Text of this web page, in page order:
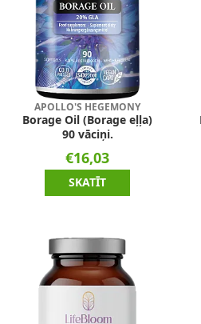
APOLLO'S HEGEMONY
Borage Oil (Borage eļļa)
90 vāciņi.
€16,03
SKATĪT